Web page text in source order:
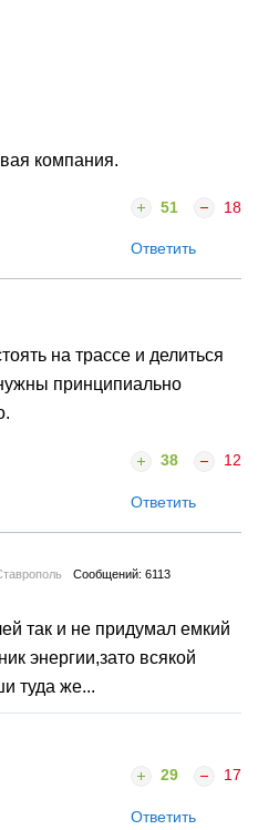
компания.
51 18
Ответить
на трассе и делиться
принципиально
38 12
Ответить
Сообщений: 6113
так и не придумал емкий
энергии,зато всякой
туда же...
29 17
Ответить